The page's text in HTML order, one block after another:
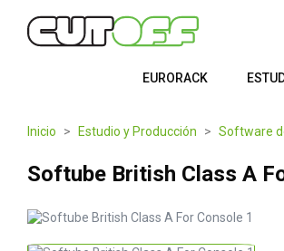
EURORACK
Inicio Estudio y Producción Software
Softube British Class A